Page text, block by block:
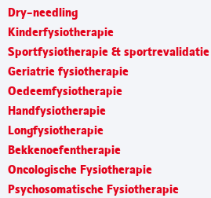
Dry-needling
Kinderfysiotherapie
Sportfysiotherapie & sportrevalidatie
Geriatrie fysiotherapie
Oedeemfysiotherapie
Handfysiotherapie
Longfysiotherapie
Bekkenoefentherapie
Oncologische Fysiotherapie
Psychosomatische Fysiotherapie